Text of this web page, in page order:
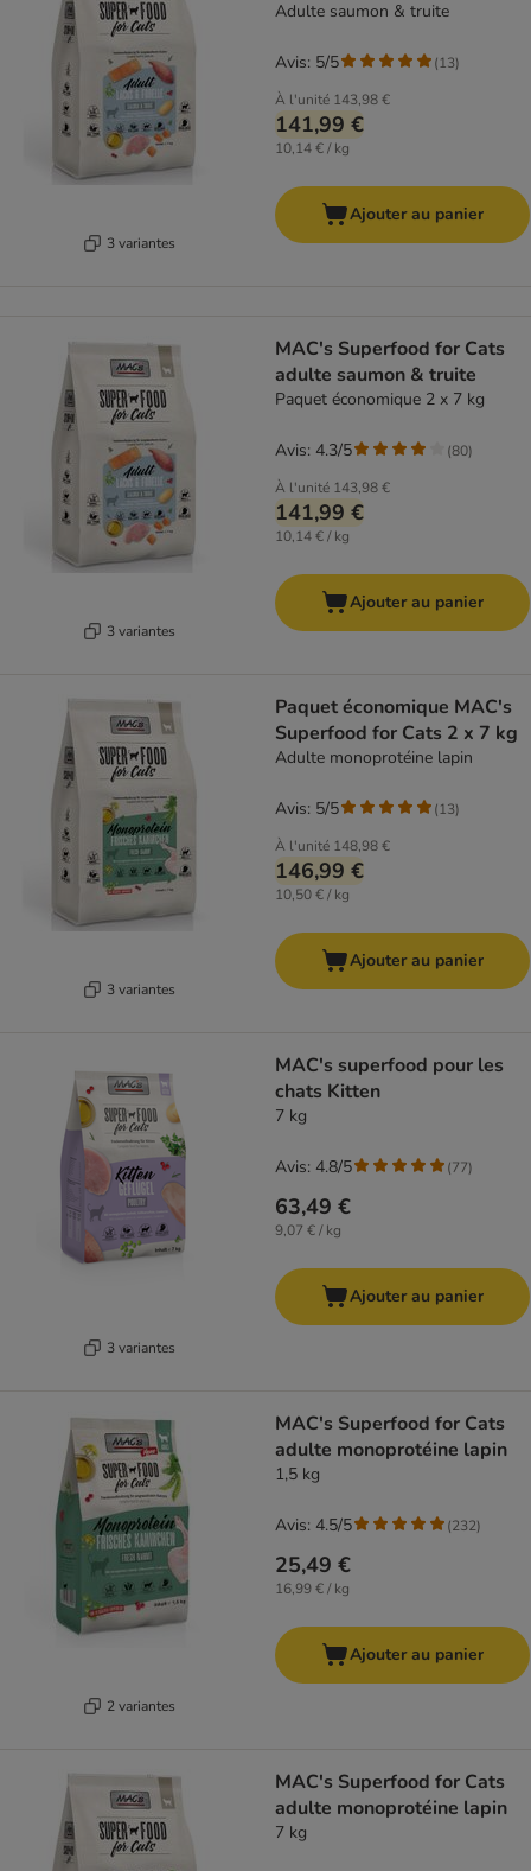
3 variantes
Adulte saumon & truite
À l'unité 143,98 €
141,99 €
10,14 € / kg
Avis: 5/5 (13)
Ajouter au panier
3 variantes
MAC's Superfood for Cats
adulte saumon & truite
Paquet économique 2 x 7 kg
À l'unité 143,98 €
141,99 €
10,14 € / kg
Avis: 4.3/5 (80)
Ajouter au panier
3 variantes
Paquet économique MAC's
Superfood for Cats 2 x 7 kg
Adulte monoprotéine lapin
À l'unité 148,98 €
146,99 €
10,50 € / kg
Avis: 5/5 (13)
Ajouter au panier
3 variantes
MAC's superfood pour les
chats Kitten
7 kg
63,49 €
9,07 € / kg
Avis: 4.8/5 (77)
Ajouter au panier
2 variantes
MAC's Superfood for Cats
adulte monoprotéine lapin
1,5 kg
25,49 €
16,99 € / kg
Avis: 4.5/5 (232)
Ajouter au panier
MAC's Superfood for Cats
adulte monoprotéine lapin
7 kg